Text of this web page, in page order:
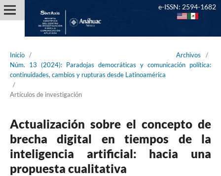
Inicio / Archivos
/
Núm. 13 (2024): Paradojas democráticas y comunicación política:
continuidades, cambios y rupturas desde Latinoamérica
/
Artículos de investigación
Actualización sobre el concepto de
brecha digital en tiempos de la
inteligencia artificial: hacia una
propuesta cualitativa
e-ISSN: 2594-1682